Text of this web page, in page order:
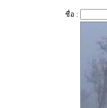
ชื่อ :